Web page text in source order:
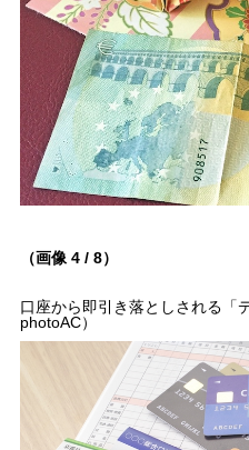
（画像 4 / 8）
口座から即引き落としされる「
photoAC）